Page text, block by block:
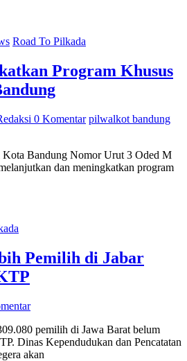
Road To Pilkada
Program Khusus
0 Komentar pilwalkot bandung
Kota Bandung Nomor Urut 3 Oded M
dan meningkatkan program
Pemilih di Jabar
pemilih di Jawa Barat belum
Dinas Kependudukan dan Pencatatan
akan